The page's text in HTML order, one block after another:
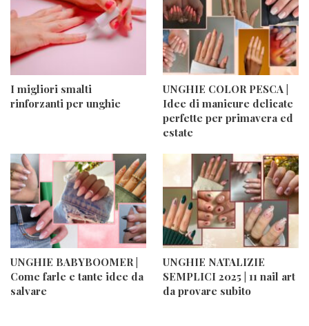
I migliori smalti
rinforzanti per unghie
UNGHIE COLOR PESCA |
Idee di manicure delicate
perfette per primavera ed
estate
UNGHIE BABYBOOMER |
Come farle e tante idee da
salvare
UNGHIE NATALIZIE
SEMPLICI 2025 | 11 nail art
da provare subito